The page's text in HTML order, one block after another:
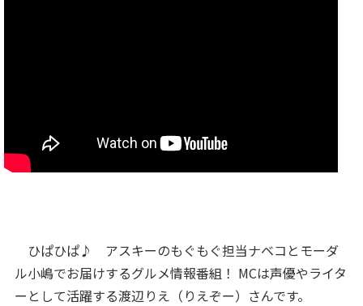
ひぱひぱ♪ アスキーのもぐもぐ担当ナベコとモーダ
ル小嶋でお届けするグルメ情報番組！ MCは声優やライタ
ーとして活躍する渡辺りえ（りえぞー）さんです。